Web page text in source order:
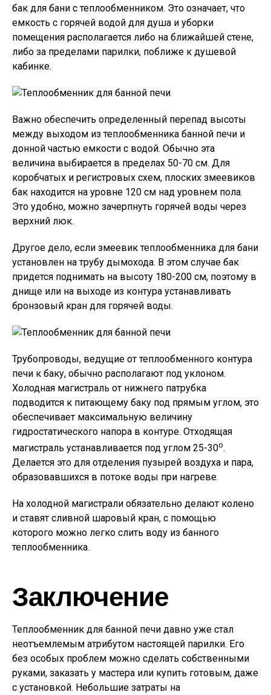
бак для бани с теплообменником. Это означает, что
емкость с горячей водой для душа и уборки
помещения располагается либо на ближайшей стене,
либо за пределами парилки, поближе к душевой
кабинке.
Важно обеспечить определенный перепад высоты
между выходом из теплообменника банной печи и
донной частью емкости с водой. Обычно эта
величина выбирается в пределах 50-70 см. Для
коробчатых и регистровых схем, плоских змеевиков
бак находится на уровне 120 см над уровнем пола.
Это удобно, можно зачерпнуть горячей воды через
верхний люк.
Другое дело, если змеевик теплообменника для бани
установлен на трубу дымохода. В этом случае бак
придется поднимать на высоту 180-200 см, поэтому в
днище или на выходе из контура устанавливать
бронзовый кран для горячей воды.
Трубопроводы, ведущие от теплообменного контура
печи к баку, обычно располагают под уклоном.
Холодная магистраль от нижнего патрубка
подводится к питающему баку под прямым углом, это
обеспечивает максимальную величину
гидростатического напора в контуре. Отходящая
магистраль устанавливается под углом 25-30о.
Делается это для отделения пузырей воздуха и пара,
образовавшихся в потоке воды при нагреве.
На холодной магистрали обязательно делают колено
и ставят сливной шаровый кран, с помощью
которого можно легко слить воду из банного
теплообменника.
Заключение
Теплообменник для банной печи давно уже стал
неотъемлемым атрибутом настоящей парилки. Его
без особых проблем можно сделать собственными
руками, заказать у мастера или купить готовым, даже
с установкой. Небольшие затраты на